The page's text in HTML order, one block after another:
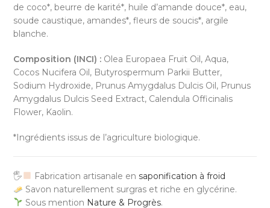
de coco*, beurre de karité*, huile d’amande douce*, eau,
soude caustique, amandes*, fleurs de soucis*, argile
blanche.
Composition (INCI) : Olea Europaea Fruit Oil, Aqua,
Cocos Nucifera Oil, Butyrospermum Parkii Butter,
Sodium Hydroxide, Prunus Amygdalus Dulcis Oil, Prunus
Amygdalus Dulcis Seed Extract, Calendula Officinalis
Flower, Kaolin.
*Ingrédients issus de l’agriculture biologique.
🖐 Fabrication artisanale en saponification à froid
Savon naturellement surgras et riche en glycérine.
Sous mention Nature & Progrès.